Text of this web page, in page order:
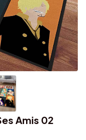
Amis 02